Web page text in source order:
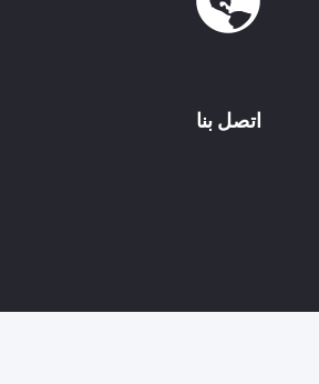
اتصل بنا